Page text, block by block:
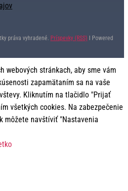
práva vyhradené. Príspevky (RSS) I Powered
webových stránkach, aby sme vám
zapamätaním sa na vaše
Kliknutím na tlačidlo "Prijať
všetkých cookies. Na zabezpečenie
môžete navštíviť "Nastavenia